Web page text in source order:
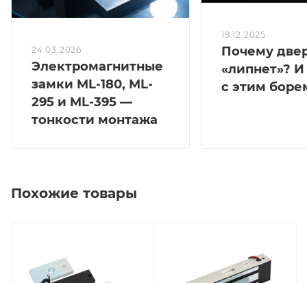
24.03.2026
Электромагнитные
замки ML-180, ML-
295 и ML-395 —
тонкости монтажа
19.12.2025
Почему
«липнет»?
с этим
Похожие товары